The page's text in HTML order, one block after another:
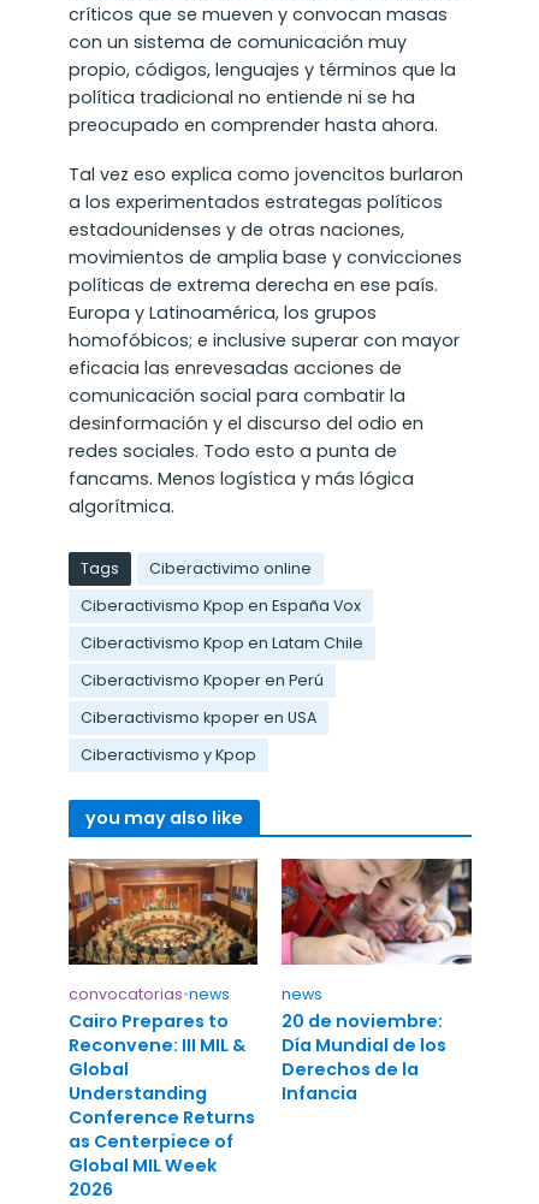
críticos que se mueven y convocan masas
con un sistema de comunicación muy
propio, códigos, lenguajes y términos que la
política tradicional no entiende ni se ha
preocupado en comprender hasta ahora.
Tal vez eso explica como jovencitos burlaron
a los experimentados estrategas políticos
estadounidenses y de otras naciones,
movimientos de amplia base y convicciones
políticas de extrema derecha en ese país.
Europa y Latinoamérica, los grupos
homofóbicos; e inclusive superar con mayor
eficacia las enrevesadas acciones de
comunicación social para combatir la
desinformación y el discurso del odio en
redes sociales. Todo esto a punta de
fancams. Menos logística y más lógica
algorítmica.
Tags
Ciberactivimo online
Ciberactivismo Kpop en España Vox
Ciberactivismo Kpop en Latam Chile
Ciberactivismo Kpoper en Perú
Ciberactivismo kpoper en USA
Ciberactivismo y Kpop
you may also like
convocatorias•news
Cairo Prepares to
Reconvene: III MIL &
Global
Understanding
Conference Returns
as Centerpiece of
Global MIL Week
2026
news
20 de noviembre:
Día Mundial de los
Derechos de la
Infancia